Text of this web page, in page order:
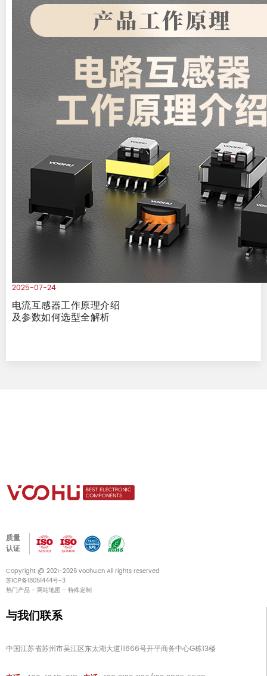
2025-07-24
电流互感器工作原理介绍
及参数如何选型全解析
质量
认证
Copyright @ 2021-2026 voohu.cn All rights reserved
苏ICP备18051444号-3
热门产品 - 网站地图 - 特殊定制
与我们联系
中国江苏省苏州市吴江区东太湖大道11666号开平商务中心G栋13楼